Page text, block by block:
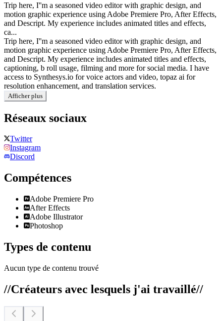
Trip here, I''m a seasoned video editor with graphic design, and
motion graphic experience using Adobe Premiere Pro, After Effects,
and Descript. My experience includes animated titles and effects,
ca...
Trip here, I''m a seasoned video editor with graphic design, and
motion graphic experience using Adobe Premiere Pro, After Effects,
and Descript. My experience includes animated titles and effects,
captioning, b roll usage, filming and more for social media. I have
access to Synthesys.io for voice actors and video, topaz ai for
resolution enhancement, and translation services.
Afficher plus
Réseaux sociaux
Twitter
Instagram
Discord
Compétences
Adobe Premiere Pro
After Effects
Adobe Illustrator
Photoshop
Types de contenu
Aucun type de contenu trouvé
//Créateurs avec lesquels j'ai travaillé//